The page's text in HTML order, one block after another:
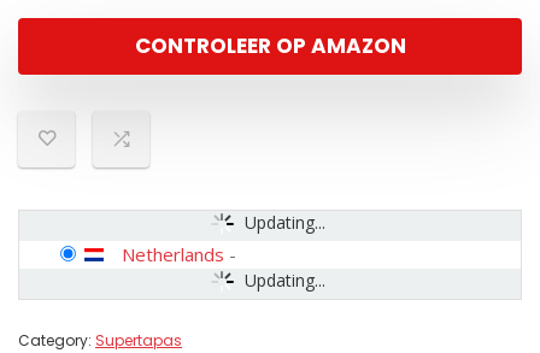
CONTROLEER OP AMAZON
Updating...
Updating...
Netherlands -
Category: Supertapas